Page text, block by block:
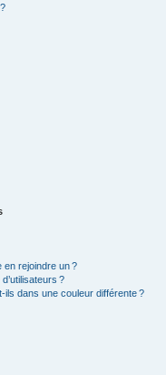
en rejoindre un ?
?
ils dans une couleur différente ?